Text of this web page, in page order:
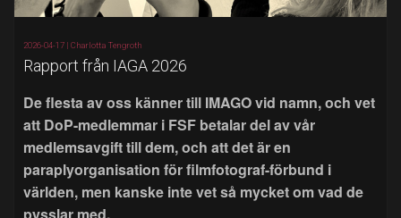
2026-04-17 | Charlotta Tengroth
Rapport från IAGA 2026
De flesta av oss känner till IMAGO vid namn, och vet
att DoP-medlemmar i FSF betalar del av vår
medlemsavgift till dem, och att det är en
paraplyorganisation för filmfotograf-förbund i
världen, men kanske inte vet så mycket om vad de